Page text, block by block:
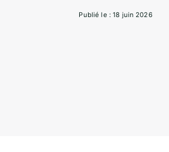
Publié le : 18 juin 2026